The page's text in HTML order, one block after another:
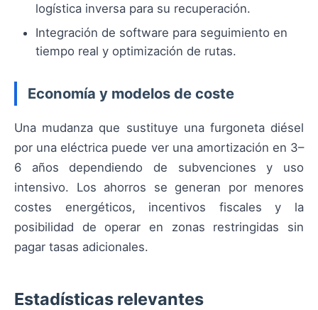
logística inversa para su recuperación.
Integración de software para seguimiento en
tiempo real y optimización de rutas.
Economía y modelos de coste
Una mudanza que sustituye una furgoneta diésel
por una eléctrica puede ver una amortización en 3–
6 años dependiendo de subvenciones y uso
intensivo. Los ahorros se generan por menores
costes energéticos, incentivos fiscales y la
posibilidad de operar en zonas restringidas sin
pagar tasas adicionales.
Estadísticas relevantes